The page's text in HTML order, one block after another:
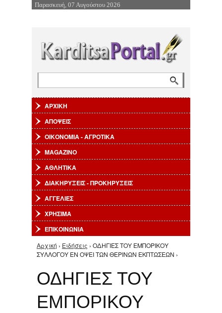
Επιστροφή στην Πλοήγηση
Παρασκευή, 07 Αυγούστου 2026
ΑΡΧΙΚΗ
ΑΠΟΨΕΙΣ
ΟΙΚΟΝΟΜΙΑ - ΑΓΡΟΤΙΚΑ
MAGAZINO
ΑΘΛΗΤΙΚΑ
ΔΙΑΚΗΡΥΞΕΙΣ - ΠΡΟΚΗΡΥΞΕΙΣ
ΑΓΓΕΛΙΕΣ
ΧΡΗΣΙΜΑ
ΕΠΙΚΟΙΝΩΝΙΑ
Είστε εδώ
Αρχική › Ειδήσεις › ΟΔΗΓΙΕΣ ΤΟΥ ΕΜΠΟΡΙΚΟΥ
ΣΥΛΛΟΓΟΥ ΕΝ ΟΨΕΙ ΤΩΝ ΘΕΡΙΝΩΝ ΕΚΠΤΩΣΕΩΝ ›
ΟΔΗΓΙΕΣ ΤΟΥ
ΕΜΠΟΡΙΚΟΥ